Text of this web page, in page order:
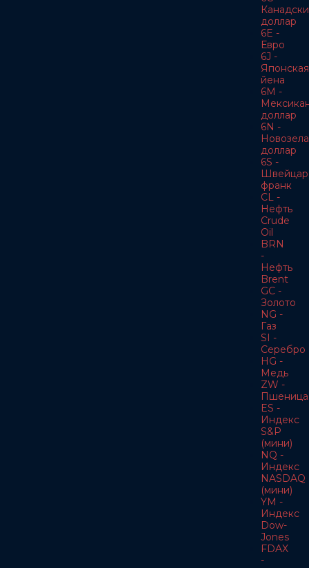
доллар
6E -
Евро
6J -
Японская
йена
6M -
доллар
6N -
доллар
6S -
франк
CL -
Нефть
Crude
Oil
BRN
-
Нефть
Brent
GC -
Золото
NG -
Газ
SI -
Серебро
HG -
Медь
ZW -
Пшеница
ES -
Индекс
S&P
(мини)
NQ -
Индекс
NASDAQ
(мини)
YM -
Индекс
Dow-
Jones
FDAX
-